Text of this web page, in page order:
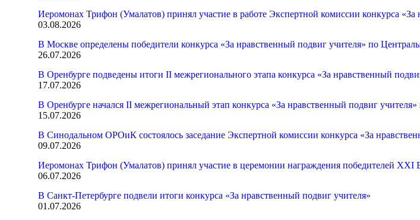
Иеромонах Трифон (Умалатов) принял участие в работе Экспертной комиссии конкурса
03.08.2026
В Москве определены победители конкурса «За нравственный подвиг учителя» по
26.07.2026
В Оренбурге подведены итоги II межрегионального этапа конкурса «За нравственный
17.07.2026
В Оренбурге начался II межрегиональный этап конкурса «За нравственный подвиг
15.07.2026
В Синодальном ОРОиК состоялось заседание Экспертной комиссии конкурса «За
09.07.2026
Иеромонах Трифон (Умалатов) принял участие в церемонии награждения победителей XXI
06.07.2026
В Санкт-Петербурге подвели итоги конкурса «За нравственный подвиг учителя»
01.07.2026